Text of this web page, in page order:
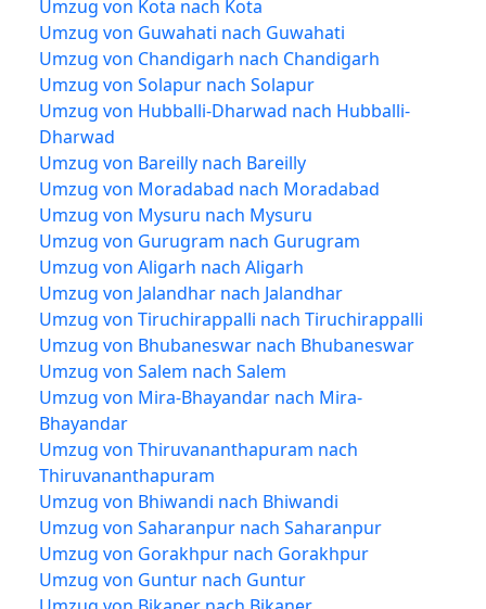
Umzug von Kota nach Kota
Umzug von Guwahati nach Guwahati
Umzug von Chandigarh nach Chandigarh
Umzug von Solapur nach Solapur
Umzug von Hubballi-Dharwad nach Hubballi-
Dharwad
Umzug von Bareilly nach Bareilly
Umzug von Moradabad nach Moradabad
Umzug von Mysuru nach Mysuru
Umzug von Gurugram nach Gurugram
Umzug von Aligarh nach Aligarh
Umzug von Jalandhar nach Jalandhar
Umzug von Tiruchirappalli nach Tiruchirappalli
Umzug von Bhubaneswar nach Bhubaneswar
Umzug von Salem nach Salem
Umzug von Mira-Bhayandar nach Mira-
Bhayandar
Umzug von Thiruvananthapuram nach
Thiruvananthapuram
Umzug von Bhiwandi nach Bhiwandi
Umzug von Saharanpur nach Saharanpur
Umzug von Gorakhpur nach Gorakhpur
Umzug von Guntur nach Guntur